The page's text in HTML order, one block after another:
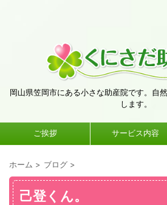
岡山県笠岡市にある小さな助産院です。自
します。
ご挨拶 サービス内容
ホーム > ブログ >
己登くん。